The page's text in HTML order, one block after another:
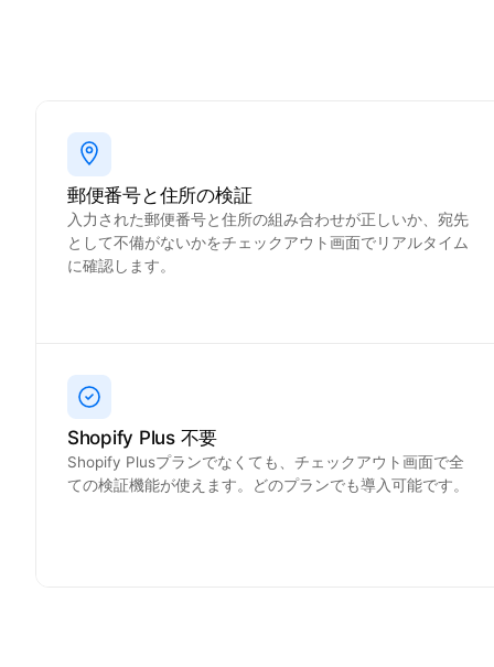
郵便番号と住所の検証
入力された郵便番号と住所の組み合わせが正しいか、宛先
として不備がないかをチェックアウト画面でリアルタイム
に確認します。
Shopify Plus 不要
Shopify Plusプランでなくても、チェックアウト画面で全
ての検証機能が使えます。どのプランでも導入可能です。